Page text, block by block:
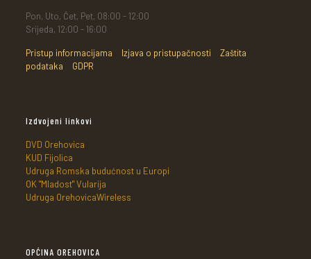
Pon, Uto, Čet, Pet, 08:00 - 12:00
Srijeda, 12:00 - 16:00
Pristup informacijama Izjava o pristupačnosti
Zaštita
podataka
GDPR
Izdvojeni linkovi
DVD Orehovica
KUD Fijolica
Udruga Romska budućnost u Europi
OK "Mladost" Vularija
Udruga OrehovicaWireless
OPĆINA OREHOVICA